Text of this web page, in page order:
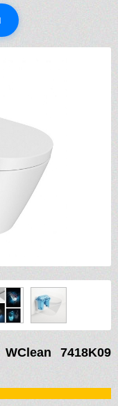
7418K09